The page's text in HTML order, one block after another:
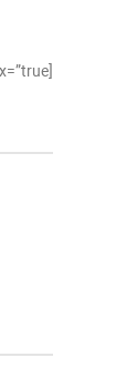
[gravityform id=”5″ title=”true” description=”false” ajax=”true”]